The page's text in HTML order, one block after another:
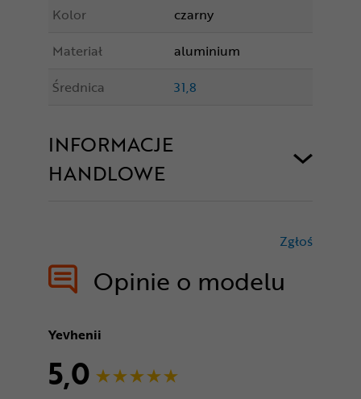
Kolor
czarny
Materiał
aluminium
Średnica
31,8
INFORMACJE
HANDLOWE
Opinie o modelu
Zgłoś
Yevhenii
5,0